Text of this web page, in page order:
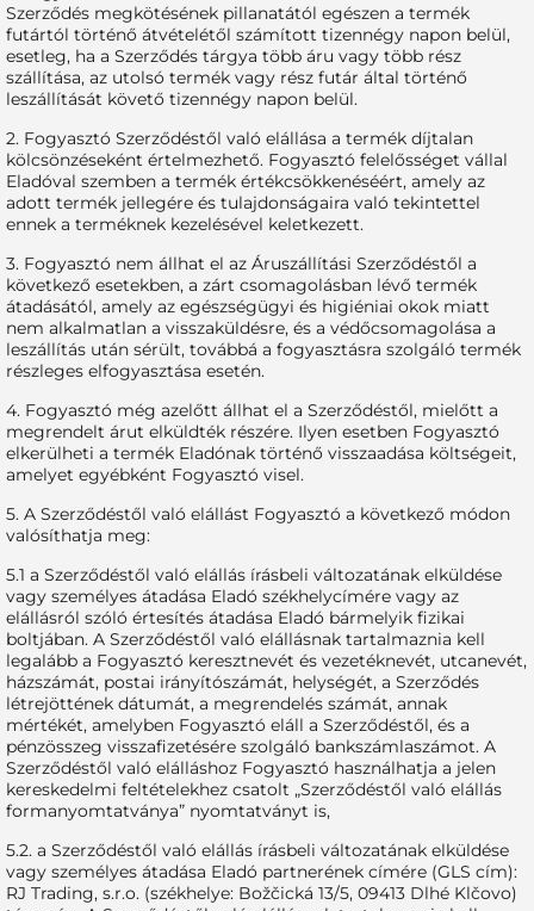
Szerződés megkötésének pillanatától egészen a termék
futártól történő átvételétől számított tizennégy napon belül,
esetleg, ha a Szerződés tárgya több áru vagy több rész
szállítása, az utolsó termék vagy rész futár által történő
leszállítását követő tizennégy napon belül.
2. Fogyasztó Szerződéstől való elállása a termék díjtalan
kölcsönzéseként értelmezhető. Fogyasztó felelősséget vállal
Eladóval szemben a termék értékcsökkenéséért, amely az
adott termék jellegére és tulajdonságaira való tekintettel
ennek a terméknek kezelésével keletkezett.
3. Fogyasztó nem állhat el az Áruszállítási Szerződéstől a
következő esetekben, a zárt csomagolásban lévő termék
átadásától, amely az egészségügyi és higiéniai okok miatt
nem alkalmatlan a visszaküldésre, és a védőcsomagolása a
leszállítás után sérült, továbbá a fogyasztásra szolgáló termék
részleges elfogyasztása esetén.
4. Fogyasztó még azelőtt állhat el a Szerződéstől, mielőtt a
megrendelt árut elküldték részére. Ilyen esetben Fogyasztó
elkerülheti a termék Eladónak történő visszaadása költségeit,
amelyet egyébként Fogyasztó visel.
5. A Szerződéstől való elállást Fogyasztó a következő módon
valósíthatja meg:
5.1 a Szerződéstől való elállás írásbeli változatának elküldése
vagy személyes átadása Eladó székhelycímére vagy az
elállásról szóló értesítés átadása Eladó bármelyik fizikai
boltjában. A Szerződéstől való elállásnak tartalmaznia kell
legalább a Fogyasztó keresztnevét és vezetéknevét, utcanevét,
házszámát, postai irányítószámát, helységét, a Szerződés
létrejöttének dátumát, a megrendelés számát, annak
mértékét, amelyben Fogyasztó eláll a Szerződéstől, és a
pénzösszeg visszafizetésére szolgáló bankszámlaszámot. A
Szerződéstől való elálláshoz Fogyasztó használhatja a jelen
kereskedelmi feltételekhez csatolt „Szerződéstől való elállás
formanyomtatványa” nyomtatványt is,
5.2. a Szerződéstől való elállás írásbeli változatának elküldése
vagy személyes átadása Eladó partnerének címére (GLS cím):
RJ Trading, s.r.o. (székhelye: Božčická 13/5, 09413 Dlhé Klčovo)